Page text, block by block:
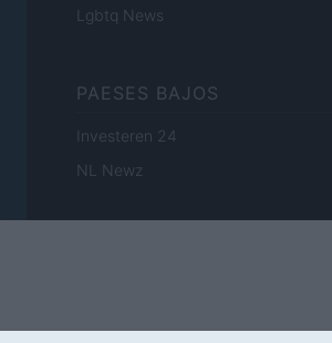
Lgbtq News
PAESES BAJOS
Investeren 24
NL Newz